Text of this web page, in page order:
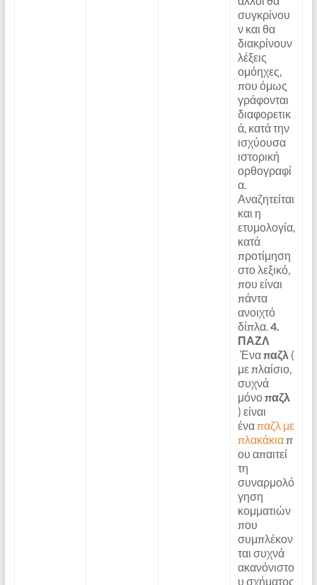
συγκρίνου
ν και θα
διακρίνουν
λέξεις
ομόηχες,
που όμως
γράφονται
διαφορετικ
ά, κατά την
ισχύουσα
ιστορική
ορθογραφί
α.
Αναζητείται
και η
ετυμολογία,
κατά
προτίμηση
στο λεξικό,
που είναι
πάντα
ανοιχτό
δίπλα.4.
ΠΑΖΛ
Έναπαζλ (
με πλαίσιο,
συχνά
μόνοπαζλ
) είναι
έναπαζλ με
πλακάκιαπ
ου απαιτεί
τη
συναρμολό
γηση
κομματιών
που
συμπλέκον
ται συχνά
ακανόνιστο
υ σχήματος